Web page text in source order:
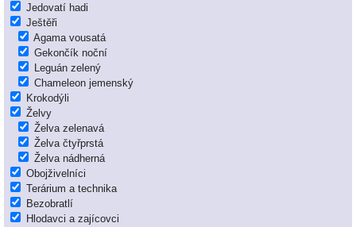
Jedovatí hadi
Ještěři
Agama vousatá
Gekončík noční
Leguán zelený
Chameleon jemenský
Krokodýli
Želvy
Želva zelenavá
Želva čtyřprstá
Želva nádherná
Obojživelníci
Terárium a technika
Bezobratlí
Hlodavci a zajícovci